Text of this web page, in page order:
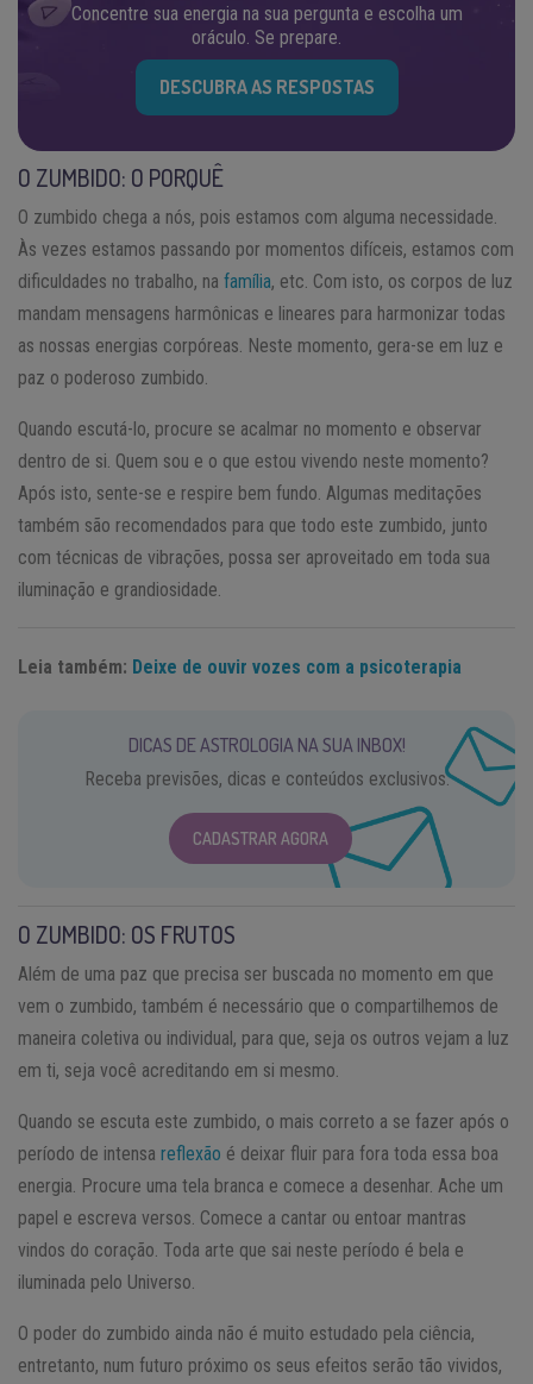
Concentre sua energia na sua pergunta e escolha um
oráculo. Se prepare.
DESCUBRA AS RESPOSTAS
O ZUMBIDO: O PORQUÊ
O zumbido chega a nós, pois estamos com alguma necessidade.
Às vezes estamos passando por momentos difíceis, estamos com
dificuldades no trabalho, na família, etc. Com isto, os corpos de luz
mandam mensagens harmônicas e lineares para harmonizar todas
as nossas energias corpóreas. Neste momento, gera-se em luz e
paz o poderoso zumbido.
Quando escutá-lo, procure se acalmar no momento e observar
dentro de si. Quem sou e o que estou vivendo neste momento?
Após isto, sente-se e respire bem fundo. Algumas meditações
também são recomendados para que todo este zumbido, junto
com técnicas de vibrações, possa ser aproveitado em toda sua
iluminação e grandiosidade.
Leia também: Deixe de ouvir vozes com a psicoterapia
DICAS DE ASTROLOGIA NA SUA INBOX!
Receba previsões, dicas e conteúdos exclusivos.
CADASTRAR AGORA
O ZUMBIDO: OS FRUTOS
Além de uma paz que precisa ser buscada no momento em que
vem o zumbido, também é necessário que o compartilhemos de
maneira coletiva ou individual, para que, seja os outros vejam a luz
em ti, seja você acreditando em si mesmo.
Quando se escuta este zumbido, o mais correto a se fazer após o
período de intensa reflexão é deixar fluir para fora toda essa boa
energia. Procure uma tela branca e comece a desenhar. Ache um
papel e escreva versos. Comece a cantar ou entoar mantras
vindos do coração. Toda arte que sai neste período é bela e
iluminada pelo Universo.
O poder do zumbido ainda não é muito estudado pela ciência,
entretanto, num futuro próximo os seus efeitos serão tão vividos,